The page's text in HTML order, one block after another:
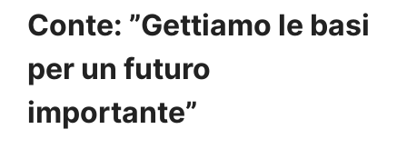
Conte: ”Gettiamo le basi
per un futuro
importante”